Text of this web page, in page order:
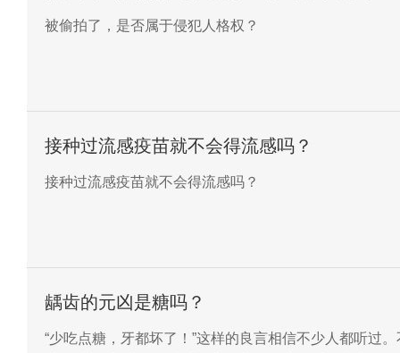
被偷拍了，是否属于侵犯人格权？
接种过流感疫苗就不会得流感吗？
接种过流感疫苗就不会得流感吗？
龋齿的元凶是糖吗？
“少吃点糖，牙都坏了！”这样的良言相信不少人都听过